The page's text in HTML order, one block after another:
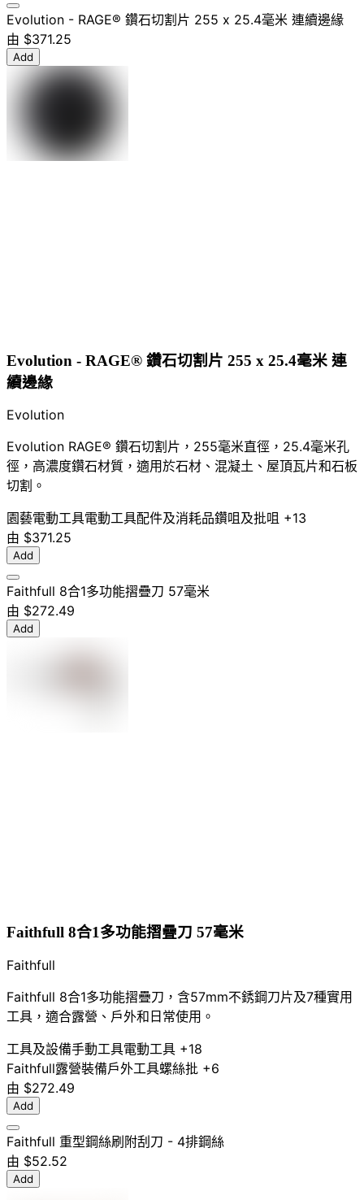
Evolution - RAGE® 鑽石切割片 255 x 25.4毫米 連續邊緣
由 $371.25
Add
Evolution - RAGE® 鑽石切割片 255 x 25.4毫米 連
續邊緣
Evolution
Evolution RAGE® 鑽石切割片，255毫米直徑，25.4毫米孔
徑，高濃度鑽石材質，適用於石材、混凝土、屋頂瓦片和石板
切割。
園藝電動工具電動工具配件及消耗品鑽咀及批咀 +13
由 $371.25
Add
Faithfull 8合1多功能摺疊刀 57毫米
由 $272.49
Add
Faithfull 8合1多功能摺疊刀 57毫米
Faithfull
Faithfull 8合1多功能摺疊刀，含57mm不銹鋼刀片及7種實用
工具，適合露營、戶外和日常使用。
工具及設備手動工具電動工具 +18
Faithfull露營裝備戶外工具螺絲批 +6
由 $272.49
Add
Faithfull 重型鋼絲刷附刮刀 - 4排鋼絲
由 $52.52
Add